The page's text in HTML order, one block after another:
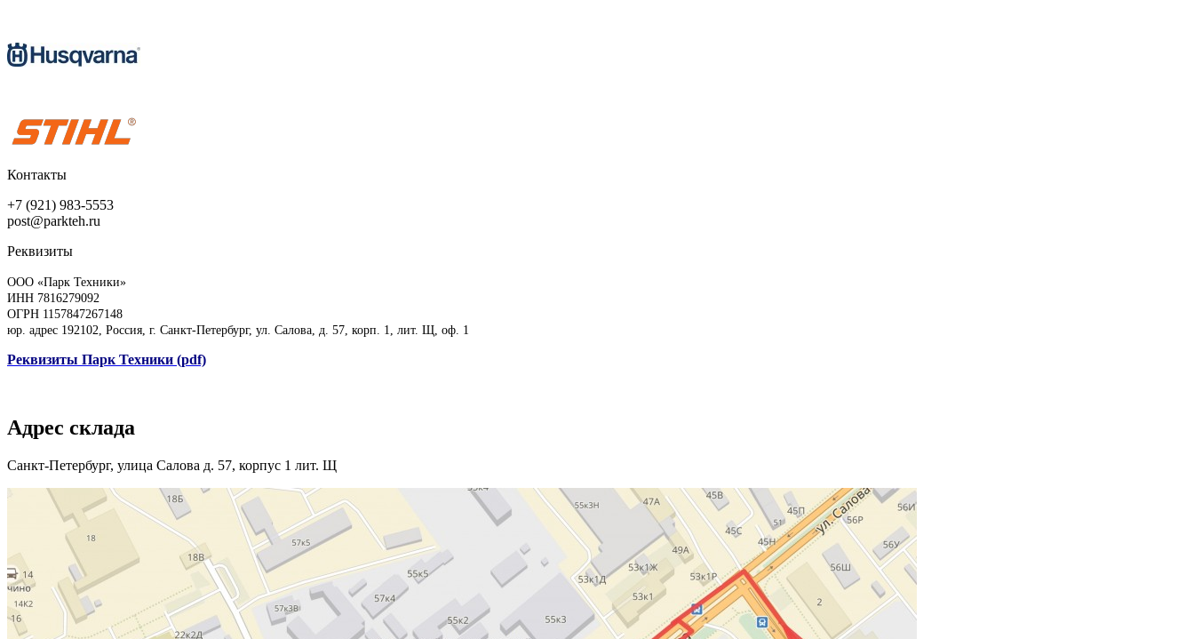
Контакты
+7 (921) 983-5553
post@parkteh.ru
Реквизиты
ООО «Парк Техники»
ИНН 7816279092
ОГРН 1157847267148
юр. адрес 192102, Россия, г. Санкт-Петербург, ул. Салова, д. 57, корп. 1, лит. Щ, оф. 1
Реквизиты Парк Техники (pdf)
Адрес склада
Санкт-Петербург, улица Салова д. 57, корпус 1 лит. Щ